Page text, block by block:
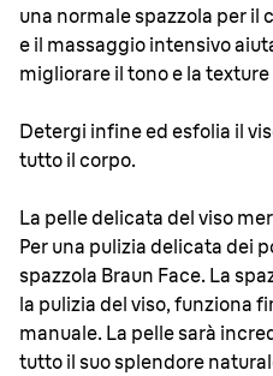
una normale spazzola per il
e il massaggio intensivo
migliorare il tono e la
Detergi infine ed esfolia il
tutto il corpo.
La pelle delicata del viso
Per una pulizia delicata dei
spazzola Braun Face. La
la pulizia del viso, funziona
manuale. La pelle sarà
tutto il suo splendore